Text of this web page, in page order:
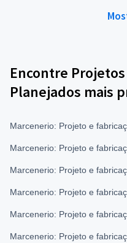
Encontre
Planejados mais
Marcenerio: Projeto e
Marcenerio: Projeto e
Marcenerio: Projeto e
Marcenerio: Projeto e
Marcenerio: Projeto e
Marcenerio: Projeto e